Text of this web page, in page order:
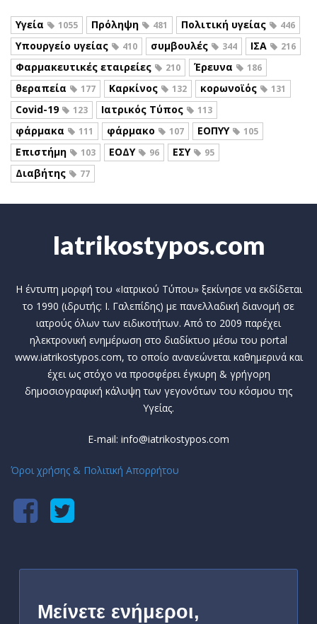
Υγεία 1055 Πρόληψη 481 Πολιτική υγείας 446
Υπουργείο υγείας 410 συμβουλές 344 ΙΣΑ 216
Φαρμακευτικές εταιρείες 210 Έρευνα 186
θεραπεία 177 Καρκίνος 132 κορωνοϊός 131
Covid-19 123 Ιατρικός Τύπος 113
φάρμακα 111 φάρμακο 107 ΕΟΠΥΥ 105
Επιστήμη 103 ΕΟΔΥ 96 ΕΣΥ 95
Διαβήτης 77
Iatrikostypos.com
Η έντυπη μορφή του «Ιατρικού Τύπου» ξεκίνησε να εκδίδεται
το 1990 (ιδρυτής: Ι. Γαλεπίδης) με πανελλαδική διανομή σε
ιατρούς όλων των ειδικοτήτων. Από το 2009 παρέχει
ηλεκτρονική ενημέρωση στο διαδίκτυο μέσω του portal
www.iatrikostypos.com, το οποίο ανανεώνεται καθημερινά και
έχει ως στόχο να προσφέρει έγκυρη & γρήγορη
δημοσιογραφική κάλυψη των γεγονότων του κόσμου της
Υγείας.
E-mail: info@iatrikostypos.com
Όροι χρήσης & Πολιτική Απορρήτου
Μείνετε ενήμεροι,